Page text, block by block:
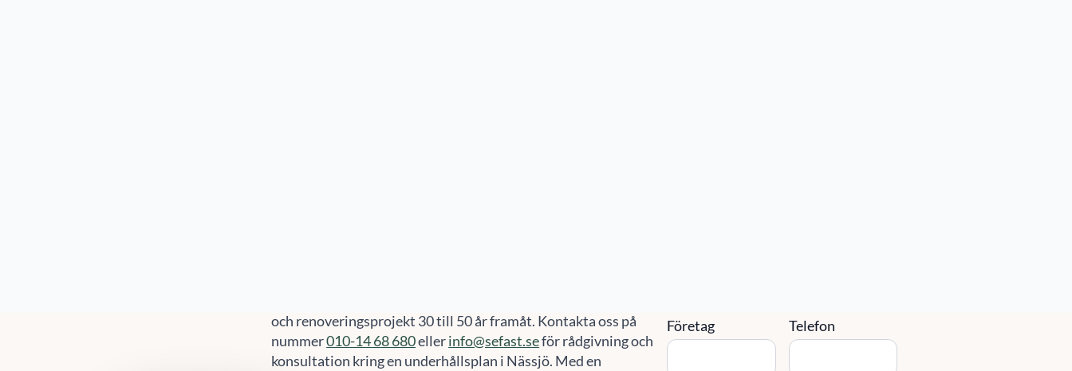
och renoveringsprojekt 30 till 50 år framåt. Kontakta oss på
nummer010-14 68 680ellerinfo@sefast.seför rådgivning och
konsultation kring en underhållsplan i Nässjö. Med en
Företag Telefon